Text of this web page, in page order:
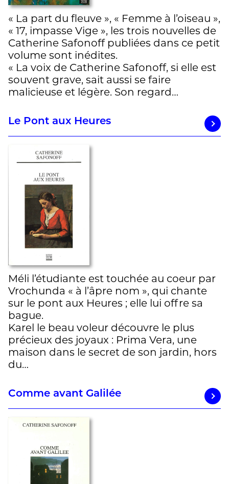
« La part du fleuve », « Femme à l’oiseau »,
« 17, impasse Vige », les trois nouvelles de
Catherine Safonoff publiées dans ce petit
volume sont inédites.
« La voix de Catherine Safonoff, si elle est
souvent grave, sait aussi se faire
malicieuse et légère. Son regard…
Le Pont aux Heures
Méli l’étudiante est touchée au coeur par
Vrochunda « à l’âpre nom », qui chante
sur le pont aux Heures ; elle lui offre sa
bague.
Karel le beau voleur découvre le plus
précieux des joyaux : Prima Vera, une
maison dans le secret de son jardin, hors
du…
Comme avant Galilée